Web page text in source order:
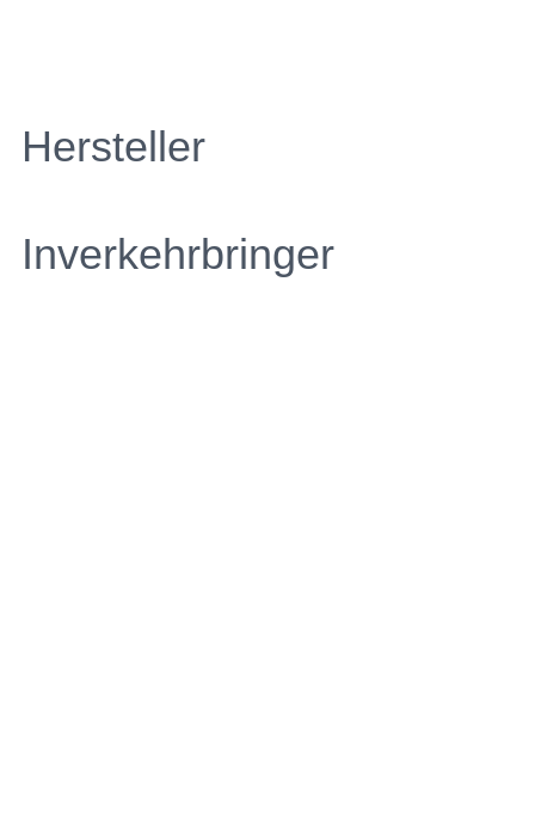
Hersteller
Inverkehrbringer